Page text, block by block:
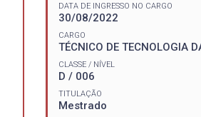
DATA DE INGRESSO NO CARGO
30/08/2022
CARGO
TÉCNICO DE TECNOLOGIA
CLASSE / NÍVEL
D / 006
TITULAÇÃO
Mestrado